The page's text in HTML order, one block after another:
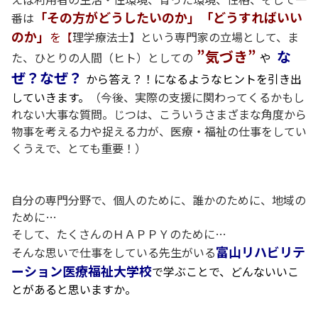
番は 「その方がどうしたいのか」「どうすればいい
のか」 を【理学療法士】という専門家の立場として、ま
た、 ひとりの人間（ヒト）としての ”気づき” や な
ぜ？なぜ？ から答え？！になるようなヒントを引き出
していきます。
（今後、実際の支援に関わってくるかもし
れない大事な質問。じつは、こういうさまざまな角度から
物事を考える力や捉える力が、医療・福祉の仕事をしてい
くうえで、とても重要！）
自分の専門分野で、個人のために、誰かのために、地域の
ために…
そして、たくさんのＨＡＰＰＹのために…
そんな思いで仕事をしている先生がいる富山リハビリテ
ーション医療福祉大学校で学ぶことで、 どんないいこ
とがあると思いますか。